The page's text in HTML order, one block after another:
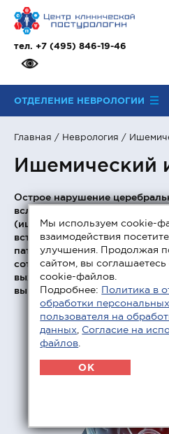
тел. +7 (495) 846-19-46
ОТДЕЛЕНИЕ НЕВРОЛОГИИ
Главная / Неврология /
Ишемический
Острое нарушение
вследствие закупорки одного
(ишемический инсульт)
встречаемым заболеванием
патологий. В России им
сотен тысяч человек, при
выживают и в дальнейшем
выраженности
Мы используем cookie-
взаимодействия
улучшения. Продолжая
сайтом, вы
cookie-файлов.
Подробнее: Политика в
обработки
пользователя на
данных Согласие на
файлов
OK